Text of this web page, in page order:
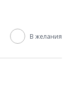
В желания